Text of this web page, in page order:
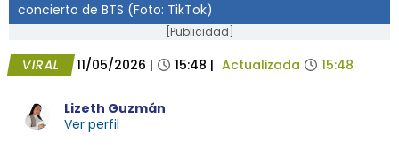
concierto de BTS (Foto: TikTok)
[Publicidad]
VIRAL 11/05/2026 | 15:48 | Actualizada 15:48
Lizeth Guzmán
Ver perfil